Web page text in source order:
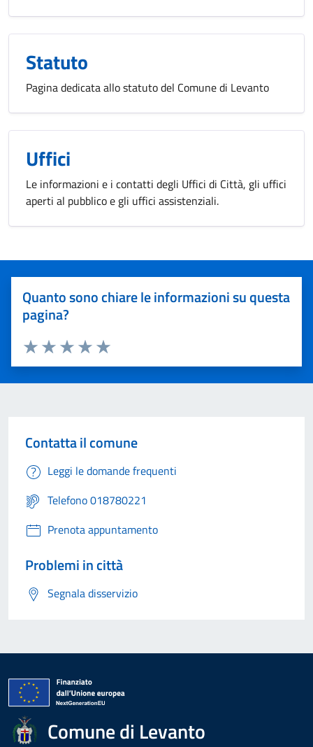
Statuto
Pagina dedicata allo statuto del Comune di Levanto
Uffici
Le informazioni e i contatti degli Uffici di Città, gli uffici
aperti al pubblico e gli uffici assistenziali.
Quanto sono chiare le informazioni su questa
pagina?
Valuta 5 stelle su 5
Valuta 4 stelle su 5
Valuta 3 stelle su 5
Valuta 2 stelle su 5
Valuta 1 stelle su 5
Contatta il comune
Leggi le domande frequenti
Telefono 018780221
Prenota appuntamento
Problemi in città
Segnala disservizio
Comune di Levanto